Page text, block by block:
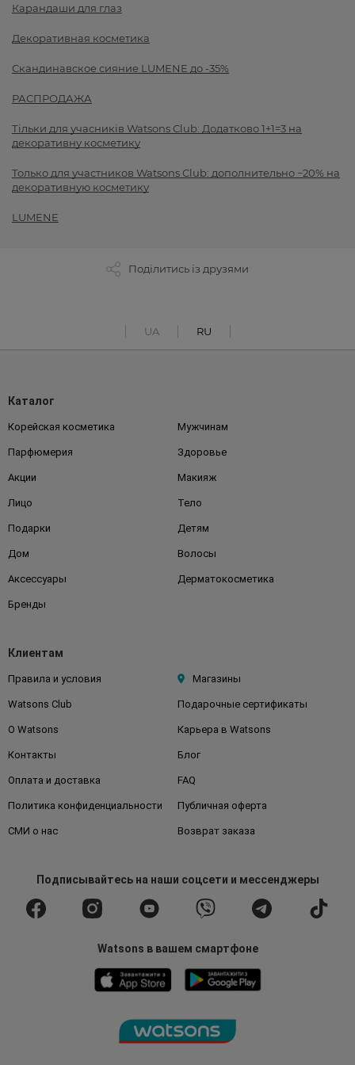
Карандаши для глаз
Декоративная косметика
Скандинавское сияние LUMENE до -35%
РАСПРОДАЖА
Тільки для учасників Watsons Club: Додатково 1+1=3 на
декоративну косметику
Только для участников Watsons Club: дополнительно −20% на
декоративную косметику
LUMENE
Поділитись із друзями
UA RU
Каталог
Корейская косметика Мужчинам
Парфюмерия Здоровье
Акции Макияж
Лицо Тело
Подарки Детям
Дом Волосы
Аксессуары Дерматокосметика
Бренды
Клиентам
Правила и условия Магазины
Watsons Club Подарочные сертификаты
О Watsons Карьера в Watsons
Контакты Блог
Оплата и доставка FAQ
Политика конфиденциальности Публичная оферта
СМИ о нас Возврат заказа
Подписывайтесьна наши соцсети и мессенджеры
Watsons в вашем смартфоне